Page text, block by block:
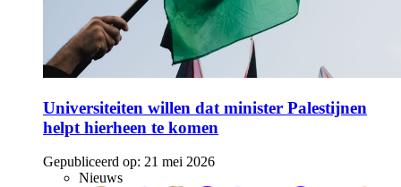
Universiteiten willen dat minister Palestijnen
helpt hierheen te komen
Gepubliceerd op: 21 mei 2026
Nieuws